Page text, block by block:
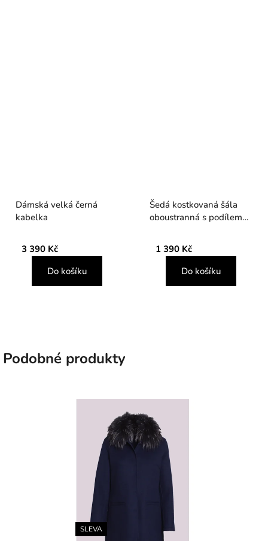
Dámská velká černá
kabelka
3 390 Kč
Do košíku
Šedá kostkovaná šála
oboustranná s podílem
1 390 Kč
Do košíku
Podobné produkty
SLEVA